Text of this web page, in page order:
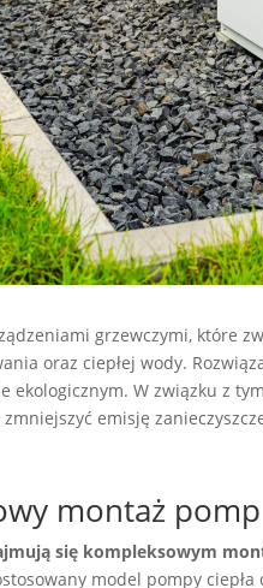
grzewczymi, które
oraz ciepłej wody.
ekologicznym. W związku z
emisję
montaż pomp
się kompleksowym
model pompy